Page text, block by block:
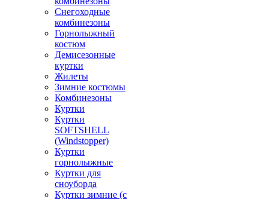
Снегоходные
комбинезоны
Горнолыжный
костюм
Демисезонные
куртки
Жилеты
Зимние костюмы
Комбинезоны
Куртки
Куртки
SOFTSHELL
(Windstopper)
Куртки
горнолыжные
Куртки для
сноуборда
Куртки зимние (с